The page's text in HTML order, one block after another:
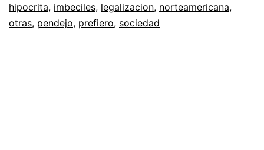
hipocrita, imbeciles, legalizacion, norteamericana,
otras, pendejo, prefiero, sociedad